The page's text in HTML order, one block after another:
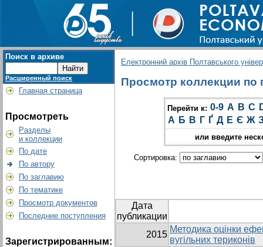
Поиск в архиве
Расширенный поиск
Главная страница
Просмотреть
Разделы
и коллекции
По дате
По автору
По заглавию
По тематике
Просмотр документов
Последние поступления
Зарегистрированным:
Електронний архів Полтавського
Просмотр коллекции по
Перейти к: 0-9 A B C
А Б В Г Ґ Д Е Є Ж
или введите
Сортировка:
Дата
публикации
2015
Методика оцінки
вугільних териконів